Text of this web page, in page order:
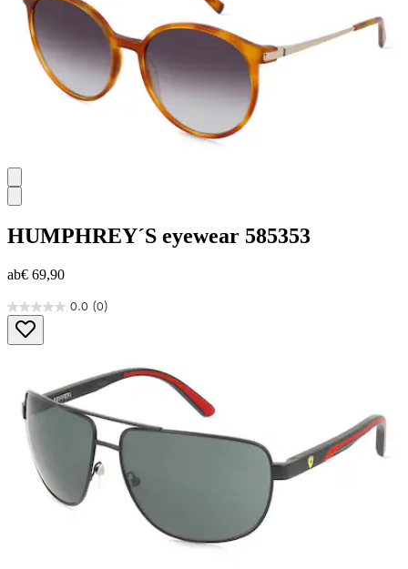
HUMPHREY´S eyewear 585353
ab€ 69,90
0.0 (0)
0.0
von
5